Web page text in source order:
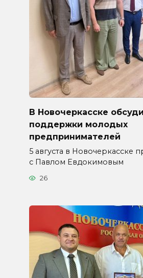
В Новочеркасске
поддержки молодых
предпринимателей
5 августа в Новочеркасске
с Павлом Евдокимовым
26